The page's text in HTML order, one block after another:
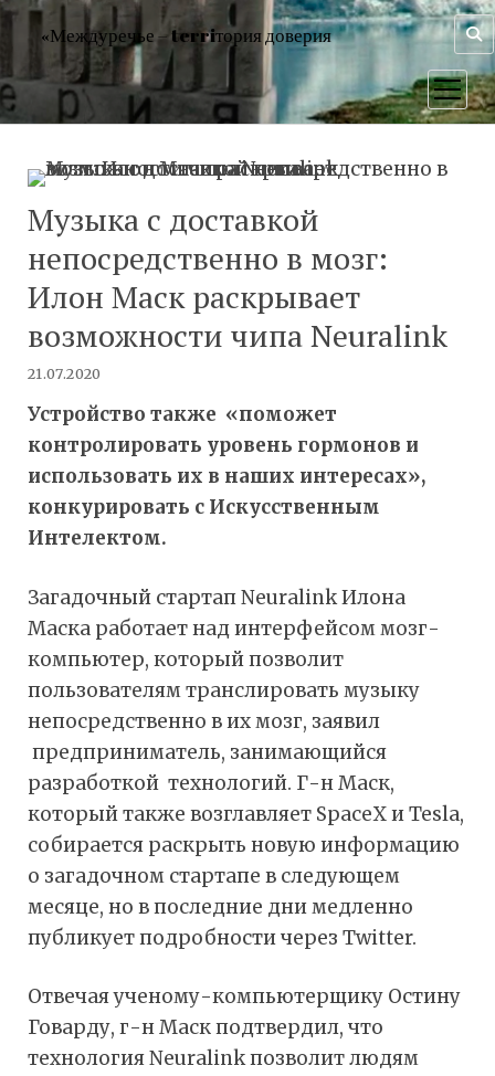
«Междуречье – terriтория доверия
меню
Музыка с доставкой
непосредственно в мозг:
Илон Маск раскрывает
возможности чипа Neuralink
21.07.2020
Устройство также «поможет
контролировать уровень гормонов и
использовать их в наших интересах»,
конкурировать с Искусственным
Интелектом.
Загадочный стартап Neuralink Илона
Маска работает над интерфейсом мозг-
компьютер, который позволит
пользователям транслировать музыку
непосредственно в их мозг, заявил
предприниматель, занимающийся
разработкой технологий. Г-н Маск,
который также возглавляет SpaceX и Tesla,
собирается раскрыть новую информацию
о загадочном стартапе в следующем
месяце, но в последние дни медленно
публикует подробности через Twitter.
Отвечая ученому-компьютерщику Остину
Говарду, г-н Маск подтвердил, что
технология Neuralink позволит людям